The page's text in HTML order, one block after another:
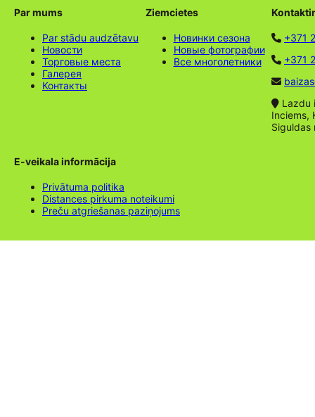
Par mums
Par stādu audzētavu
Новости
Торговые места
Галерея
Контакты
Ziemcietes
Новинки сезона
Новые фотографии
Все многолетники
+371
+371
Lazdu
Inciems,
Siguldas
E-veikala informācija
Privātuma politika
Distances pirkuma noteikumi
Preču atgriešanas paziņojums